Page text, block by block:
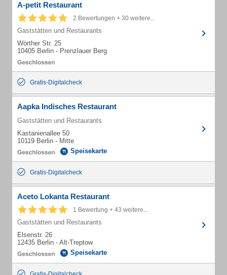
A-petit Restaurant
2 Bewertungen + 30 weitere...
Gaststätten und Restaurants
Wörther Str. 25
10405 Berlin - Prenzlauer Berg
Gratis-Digitalcheck
Aapka Indisches Restaurant
Gaststätten und Restaurants
Kastanienallee 50
10119 Berlin - Mitte
Speisekarte
Gratis-Digitalcheck
Aceto Lokanta Restaurant
1 Bewertung + 43 weitere...
Gaststätten und Restaurants
Elsenstr. 26
12435 Berlin - Alt-Treptow
Speisekarte